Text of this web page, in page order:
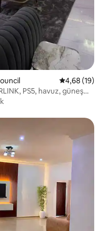
5 üzerinden
4,68 (19)
PS5, havuz, güneş